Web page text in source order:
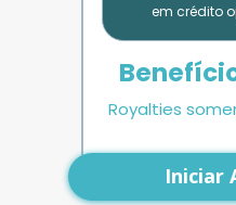
Iniciar
em crédito
Royalties